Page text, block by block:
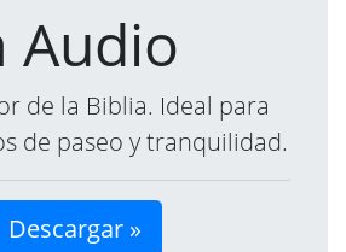
Audio
de la Biblia. Ideal para
de paseo y tranquilidad.
Descargar »